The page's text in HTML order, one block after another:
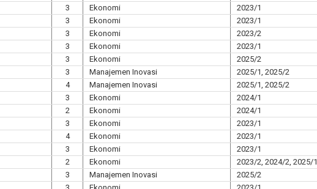
3 Ekonomi
2023/1
3 Ekonomi
2023/1
3 Ekonomi
2023/2
3 Ekonomi
2023/1
3 Ekonomi
2025/2
3 Manajemen Inovasi
2025/1, 2025/2
4 Manajemen Inovasi
2025/1, 2025/2
3 Ekonomi
2024/1
2 Ekonomi
2024/1
3 Ekonomi
2023/1
4 Ekonomi
2023/1
3 Ekonomi
2023/1
2 Ekonomi
2023/2, 2024/2, 2025/1
3 Manajemen Inovasi
2025/2